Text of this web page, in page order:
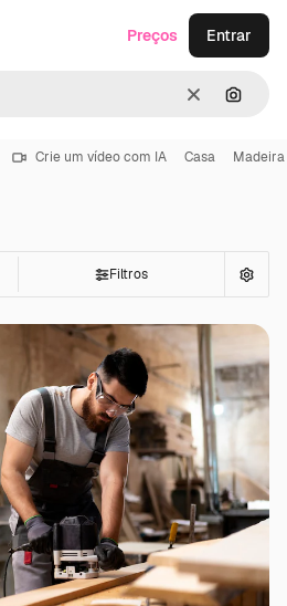
Limpar
Preços Entrar
Crie um vídeo com IA Casa Madeira
Filtros